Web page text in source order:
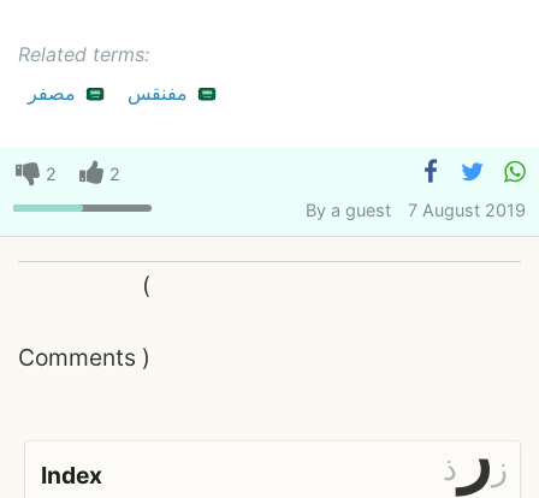
Related terms:
مصفر
مفنقس
2
2
By a guest 7 August 2019
Comments
(
)
Index ذ ر ز